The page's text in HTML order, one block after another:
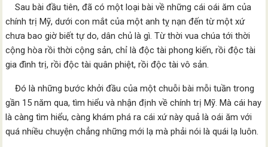
Sau bài đầu tiên, đã có một loại bài về những cái oái ăm của
chính trị Mỹ, dưới con mắt của một anh tỵ nạn đến từ một xứ
chưa bao giờ biết tự do, dân chủ là gì. Từ thời vua chúa tới thời
cộng hòa rồi thời cộng sản, chỉ là độc tài phong kiến, rồi độc tài
gia đình trị, rồi độc tài quân phiệt, rồi độc tài vô sản.
Đó là những bước khởi đầu của một chuỗi bài mỗi tuần trong
gần 15 năm qua, tìm hiểu và nhận định về chính trị Mỹ. Mà cái hay
là càng tìm hiểu, càng khám phá ra cái xứ này quả là oái ăm với
quá nhiều chuyện chẳng những mới lạ mà phải nói là quái lạ luôn.